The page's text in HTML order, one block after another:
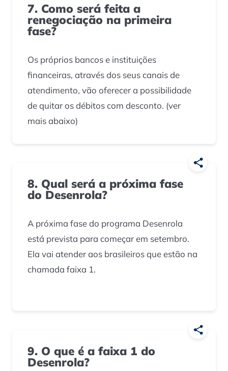
7. Como será feita a
renegociação na primeira
fase?
Os próprios bancos e instituições
financeiras, através dos seus canais de
atendimento, vão oferecer a possibilidade
de quitar os débitos com desconto. (ver
mais abaixo)
8. Qual será a próxima fase
do Desenrola?
A próxima fase do programa Desenrola
está prevista para começar em setembro.
Ela vai atender aos brasileiros que estão na
chamada faixa 1.
9. O que é a faixa 1 do
Desenrola?